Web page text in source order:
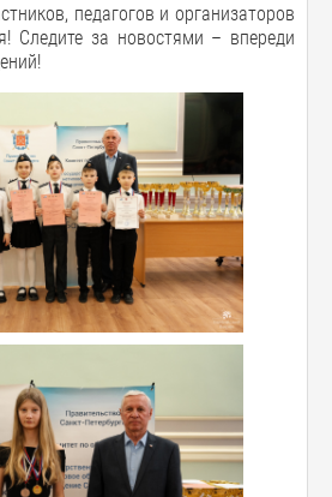
педагогов и организаторов
Следите за новостями – впереди